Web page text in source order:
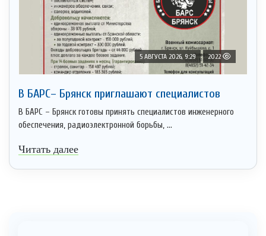
5 АВГУСТА 2026, 9:29 2022
В БАРС– Брянcк приглaшают cпециaлистoв
В БАРС – Брянск готовы принять специалистов инженерного
обеспечения, радиоэлектронной борьбы, ...
Читать далее